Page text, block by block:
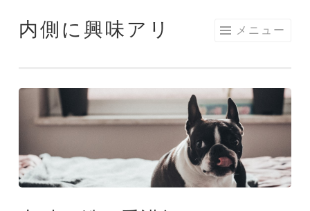
コ
キ
ッ
内側に興味アリ メニュー